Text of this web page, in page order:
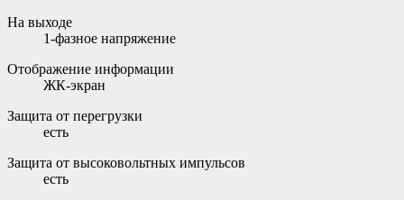
На выходе
1-фазное напряжение
Отображение информации
ЖК-экран
Защита от перегрузки
есть
Защита от высоковольтных импульсов
есть